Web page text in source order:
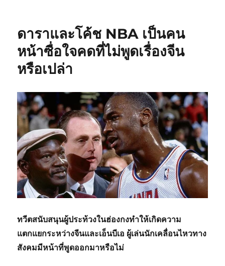
ดาราและโค้ช NBA เป็นคน
หน้าซื่อใจคดที่ไม่พูดเรื่องจีน
หรือเปล่า
ทวีตสนับสนุนผู้ประท้วงในฮ่องกงทำให้เกิดความ
แตกแยกระหว่างจีนและเอ็นบีเอ ผู้เล่นนักเคลื่อนไหวทาง
สังคมมีหน้าที่พูดออกมาหรือไม่